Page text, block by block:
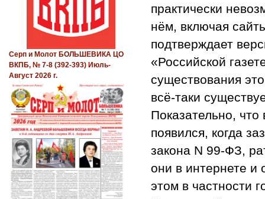
практически
нём, включая
подтверждает
«Российской
существования
всё-таки
Показательно,
появился, когда
закона N 99-ФЗ,
они в интернете и
этом в частности
Серп и Молот БОЛЬШЕВИКА ЦО
ВКПБ, № 7-8 (392-393) Июль-
Август 2026 г.